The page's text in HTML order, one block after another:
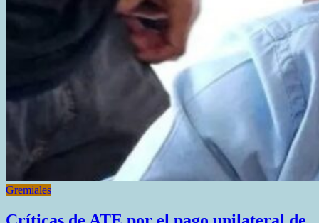
Gremiales